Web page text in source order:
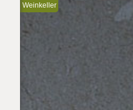
Weinkeller